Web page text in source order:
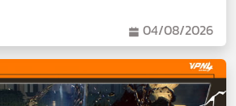
04/08/2026